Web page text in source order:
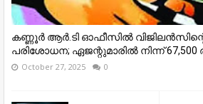
കണ്ണൂര്‍ ആര്‍.ടി ഓഫീസില്‍
പരിശോധന; ഏജന്റുമാരില്‍ നിന്ന് 67,500
October 27, 2025 0